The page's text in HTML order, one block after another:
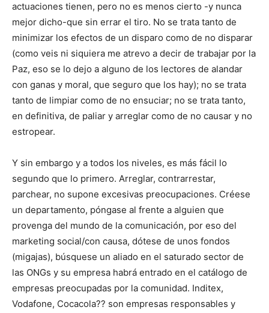
actuaciones tienen, pero no es menos cierto -y nunca
mejor dicho-que sin errar el tiro. No se trata tanto de
minimizar los efectos de un disparo como de no disparar
(como veis ni siquiera me atrevo a decir de trabajar por la
Paz, eso se lo dejo a alguno de los lectores de alandar
con ganas y moral, que seguro que los hay); no se trata
tanto de limpiar como de no ensuciar; no se trata tanto,
en definitiva, de paliar y arreglar como de no causar y no
estropear.
Y sin embargo y a todos los niveles, es más fácil lo
segundo que lo primero. Arreglar, contrarrestar,
parchear, no supone excesivas preocupaciones. Créese
un departamento, póngase al frente a alguien que
provenga del mundo de la comunicación, por eso del
marketing social/con causa, dótese de unos fondos
(migajas), búsquese un aliado en el saturado sector de
las ONGs y su empresa habrá entrado en el catálogo de
empresas preocupadas por la comunidad. Inditex,
Vodafone, Cocacola?? son empresas responsables y